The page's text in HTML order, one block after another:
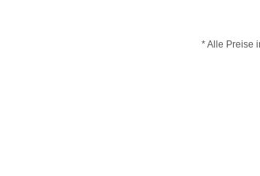
* Alle Preise